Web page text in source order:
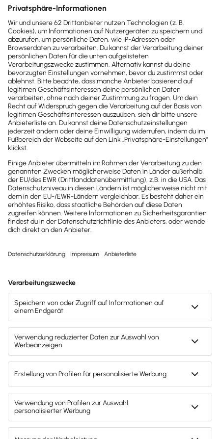
Noch nicht bei Lexware
Office?
Dann einfach kostenlos anmelden. Die
Online Unternehmersoftware von Lexware
macht Buchhaltung automatisch und bietet
ein genial digitales Office. Damit sind
Angebote erstellen, Rechnungen schreiben,
Kunden verwalten, Lohnabrechnung
erledigen oder die Steuererklärung
vorbereiten kein Problem mehr. Keine
Mindestvertragslaufzeit. Monatlich kündbar.